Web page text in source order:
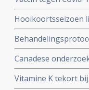
van de 108
Hooikoortsseizoen
virus (COVID-19)
combinatie van
bloedverdunners
Canadese
dosis vitamine C bij
studieprotocol
Vitamine K tekort